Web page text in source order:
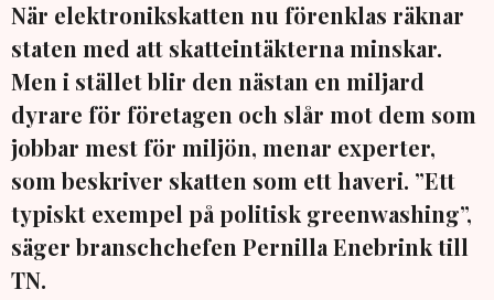
När elektronikskatten nu förenklas räknar
staten med att skatteintäkterna minskar.
Men i stället blir den nästan en miljard
dyrare för företagen och slår mot dem som
jobbar mest för miljön, menar experter,
som beskriver skatten som ett haveri. ”Ett
typiskt exempel på politisk greenwashing”,
säger branschchefen Pernilla Enebrink till
TN.